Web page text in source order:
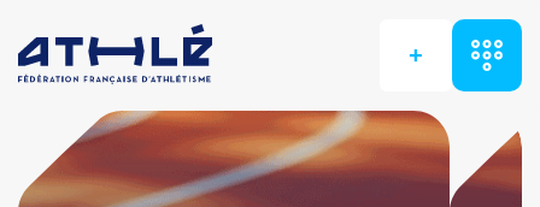
+